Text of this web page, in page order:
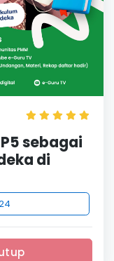
sebagai
di